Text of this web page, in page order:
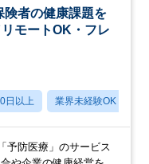
険者の健康課題を
モートOK・フレ
日以上 業界未経験OK
予防医療」のサービス